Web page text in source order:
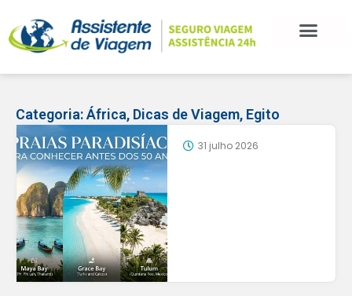
Categoria:África, Dicas de Viagem, Egito
31 julho 2026